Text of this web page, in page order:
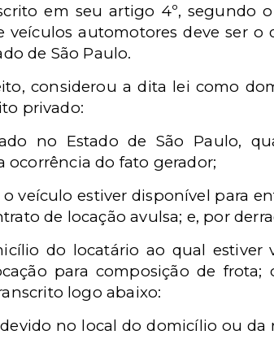
em seu artigo 4º, segundo
veículos automotores deve ser
de São Paulo.
considerou a dita lei como
privado:
no Estado de São Paulo,
ocorrência do fato gerador;
veículo estiver disponível para
de locação avulsa; e, por
do locatário ao qual estiver
para composição de
logo abaixo:
no local do domicílio ou